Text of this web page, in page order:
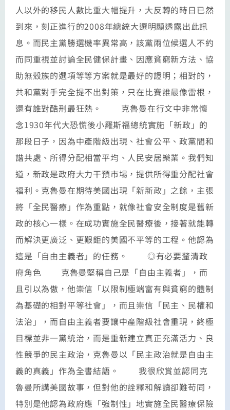
人以外的移民人數比重大幅提升，大反轉的時日已然
到來，刻正進行的2008年總統大選明顯透露出此訊
息。而民主黨勝選機率異常高，該黨兩位候選人不約
而同重視並討論全民健保計畫、因應貧窮新方法、協
助無殼族的選項等等方案就是最好的證明；相對的，
共和黨對手完全提不出對策，只在比賽誰最像雷根，
還有誰對酷刑最狂熱。 克魯曼在行文中非常懷
念1930年代大恐慌後小羅斯福總統實施「新政」的
那段日子，因為中產階級出現、社會公平、政黨間和
諧共處、所得分配相當平均、人民安居樂業。我們知
道，新政是政府大力干預市場，提供所得重分配社會
福利。克魯曼在期待美國出現「新新政」之餘，主張
將「全民醫療」作為重點，就像社會安全制度是舊新
政的核心一樣。在成功實施全民醫療後，接著就能轉
而解決更廣泛、更艱鉅的美國不平等的工程。他認為
這是「自由主義者」的任務。 ◎有必要釐清政
府角色 克魯曼堅稱自己是「自由主義者」，而
且引以為傲，他崇信「以限制極端富有與貧窮的體制
為基礎的相對平等社會」，而且崇信「民主、民權和
法治」，而自由主義者要讓中產階級社會重現，終極
目標並非一黨統治，而是重新建立真正充滿活力、良
性競爭的民主政治，克魯曼以「民主政治就是自由主
義的真義」作為全書結語。 我很欣賞並認同克
魯曼所講美國故事，但對他的詮釋和解讀卻難苟同，
特別是他認為政府應「強制性」地實施全民醫療保險